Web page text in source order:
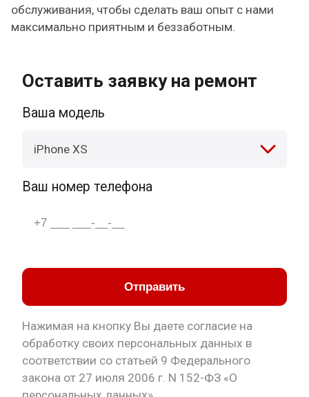
обслуживания, чтобы сделать ваш опыт с нами
максимально приятным и беззаботным.
Оставить заявку на ремонт
Ваша модель
iPhone XS
Ваш номер телефона
Отправить
Нажимая на кнопку Вы даете согласие на
обработку своих персональных данных в
соответствии со статьей 9 Федерального
закона от 27 июля 2006 г. N 152-ФЗ «О